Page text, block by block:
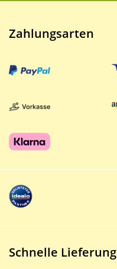
Zahlungsarten
Schnelle Lieferung